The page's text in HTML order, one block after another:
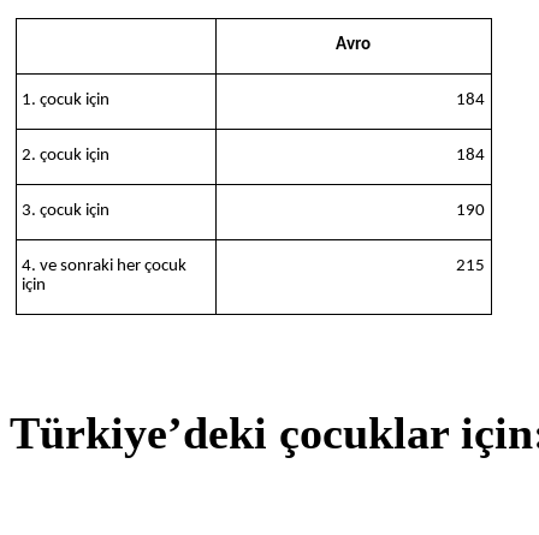
Avro
1. çocuk için 184
2. çocuk için 184
3. çocuk için 190
4. ve sonraki her çocuk
için
215
Türkiye’deki çocuklar